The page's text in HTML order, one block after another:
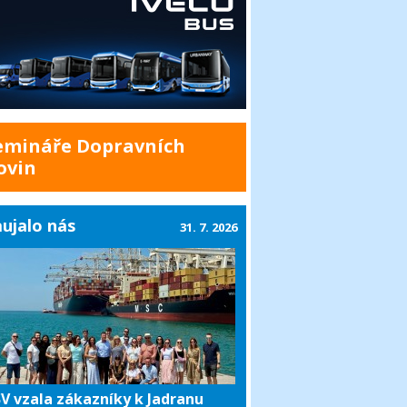
Dopravních
nás
vzala zákazníky k Jadranu
31. 7. 2026